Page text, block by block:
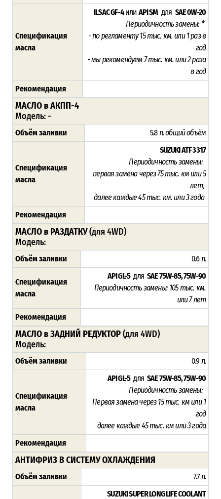
Спецификация
масла
ILSAC GF-4или API SM для SAE 0W-20
Периодичность замены: *
- по регламенту 15тыс. км. или 1 раз в
год
- мы рекомендуем 7 тыс. км. или 2 раза
в год
Рекомендация
МАСЛО в АКПП-4
Модель: -
Объём заливки 5.8 л.общий объём
Спецификация
масла
SUZUKI ATF 3317
Периодичность замены:
первая замена через 75тыс. км или 5
лет,
далее каждые 45 тыс. км. или 3 года
Рекомендация
МАСЛО в РАЗДАТКУ(для 4WD)
Модель:
Объём заливки 0.6 л.
Спецификация
масла
API GL-5дляSAE 75W-85, 75W-90
Периодичность замены: 105тыс. км.
или 7 лет
Рекомендация
МАСЛО в ЗАДНИЙ РЕДУКТОР(для 4WD)
Модель:
Объём заливки 0.9 л.
Спецификация
масла
API GL-5дляSAE 75W-85, 75W-90
Периодичность замены:
Первая замена через 15тыс. км или 1
год
далее каждые 45 тыс. км или 3 года
Рекомендация
АНТИФРИЗ В СИСТЕМУ ОХЛАЖДЕНИЯ
Объём заливки
7.7 л.
SUZUKI SUPER LONG LIFE COOLANT